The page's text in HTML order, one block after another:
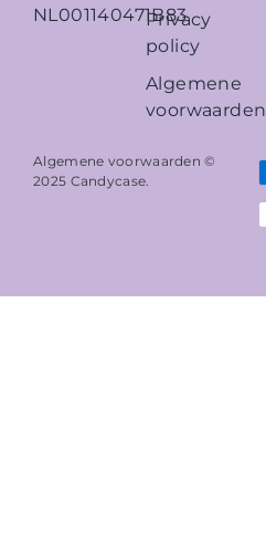
NL001140471B83
Privacy
policy
Algemene
voorwaarden
Algemene voorwaarden ©
2025 Candycase